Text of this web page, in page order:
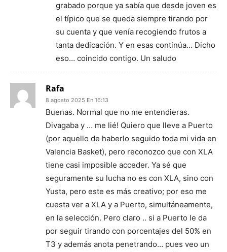
grabado porque ya sabía que desde joven es
el típico que se queda siempre tirando por
su cuenta y que venía recogiendo frutos a
tanta dedicación. Y en esas continúa… Dicho
eso… coincido contigo. Un saludo
Rafa
8 agosto 2025 En 16:13
Buenas. Normal que no me entendieras.
Divagaba y … me lié! Quiero que lleve a Puerto
(por aquello de haberlo seguido toda mi vida en
Valencia Basket), pero reconozco que con XLA
tiene casi imposible acceder. Ya sé que
seguramente su lucha no es con XLA, sino con
Yusta, pero este es más creativo; por eso me
cuesta ver a XLA y a Puerto, simultáneamente,
en la selección. Pero claro .. si a Puerto le da
por seguir tirando con porcentajes del 50% en
T3 y además anota penetrando… pues veo un